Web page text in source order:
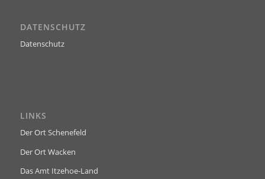
DATENSCHUTZ
Datenschutz
LINKS
Der Ort Schenefeld
Der Ort Wacken
Das Amt Itzehoe-Land